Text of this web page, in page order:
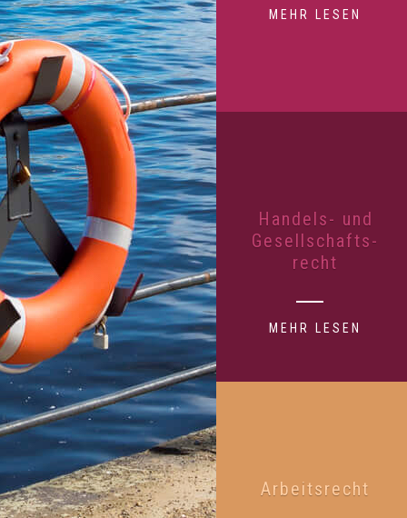
MEHR LESEN
Handels- und
Gesellschafts-
recht
MEHR LESEN
Arbeitsrecht